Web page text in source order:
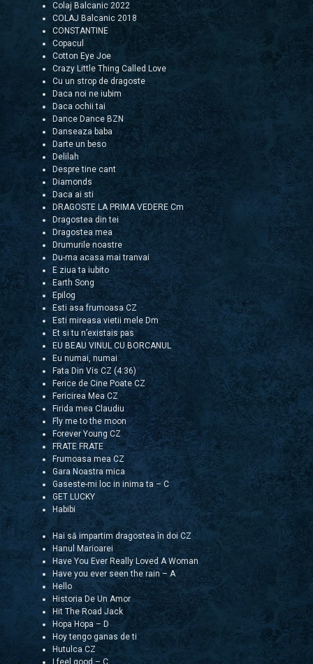
Colaj Balcanic 2022
COLAJ Balcanic 2018
CONSTANTINE
Copacul
Cotton Eye Joe
Crazy Little Thing Called Love
Cu un strop de dragoste
Daca noi ne iubim
Daca ochii tai
Dance Dance BZN
Danseaza baba
Darte un beso
Delilah
Despre tine cant
Diamonds
Daca ai sti
DRAGOSTE LA PRIMA VEDERE Cm
Dragostea din tei
Dragostea mea
Drumurile noastre
Du-ma acasa mai tranvai
E ziua ta iubito
Earth Song
Epilog
Esti asa frumoasa CZ
Esti mireasa vietii mele Dm
Et si tu n’existais pas
EU BEAU VINUL CU BORCANUL
Eu numai, numai
Fata Din Vis CZ (4:36)
Ferice de Cine Poate CZ
Fericirea Mea CZ
Firida mea Claudiu
Fly me to the moon
Forever Young CZ
FRATE FRATE
Frumoasa mea CZ
Gara Noastra mica
Gaseste-mi loc in inima ta – C
GET LUCKY
Habibi
Hai să impartim dragostea în doi CZ
Hanul Marioarei
Have You Ever Really Loved A Woman
Have you ever seen the rain – A
Hello
Historia De Un Amor
Hit The Road Jack
Hopa Hopa – D
Hoy tengo ganas de ti
Hutulca CZ
I feel good – C